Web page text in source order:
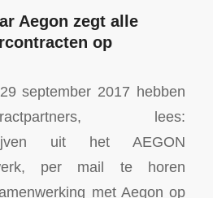
Aegon zegt alle
op
september 2017 hebben
lees:
uit het AEGON
per mail te horen
met Aegon op